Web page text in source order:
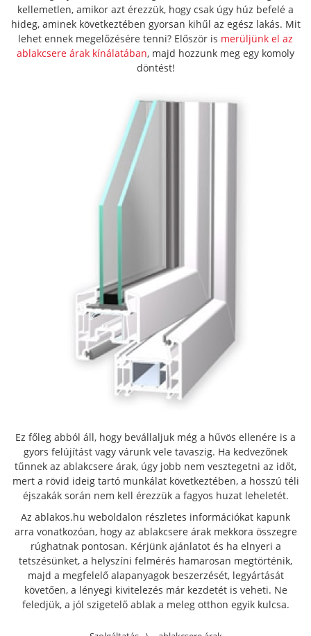
kellemetlen, amikor azt érezzük, hogy csak úgy húz befelé a
hideg, aminek következtében gyorsan kihűl az egész lakás. Mit
lehet ennek megelőzésére tenni? Először is merüljünk el az
ablakcsere árak kínálatában, majd hozzunk meg egy komoly
döntést!
Ez főleg abból áll, hogy bevállaljuk még a hűvös ellenére is a
gyors felújítást vagy várunk vele tavaszig. Ha kedvezőnek
tűnnek az ablakcsere árak, úgy jobb nem vesztegetni az időt,
mert a rövid ideig tartó munkálat következtében, a hosszú téli
éjszakák során nem kell érezzük a fagyos huzat leheletét.
Az ablakos.hu weboldalon részletes információkat kapunk
arra vonatkozóan, hogy az ablakcsere árak mekkora összegre
rúghatnak pontosan. Kérjünk ajánlatot és ha elnyeri a
tetszésünket, a helyszíni felmérés hamarosan megtörténik,
majd a megfelelő alapanyagok beszerzését, legyártását
követően, a lényegi kivitelezés már kezdetét is veheti. Ne
feledjük, a jól szigetelő ablak a meleg otthon egyik kulcsa.